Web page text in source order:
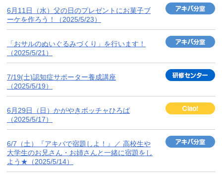
6月11日（水）父の日のプレゼントにお菓子ブ
ーケを作ろう！（2025/5/23）
「おサルのぬいぐるみづくり」を行います！
（2025/5/21）
7/19(土)認知症サポーター養成講座
（2025/5/19）
6月29日（日）かがやきボッチャひろば
（2025/5/17）
6/7（土）『アキバで宿題しよ！』／ 高校生や
大学生のお兄さん・お姉さんと一緒に宿題をし
よう★（2025/5/14）